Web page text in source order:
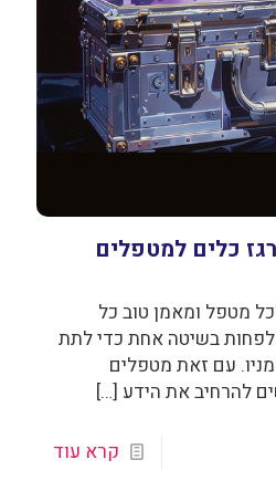
כלים למטפלים
מטפל ומאמן טוב כל
בשיטה אחת כדי לתת
עם זאת מטפלים
להרחיב את הידע […]
קרא עוד